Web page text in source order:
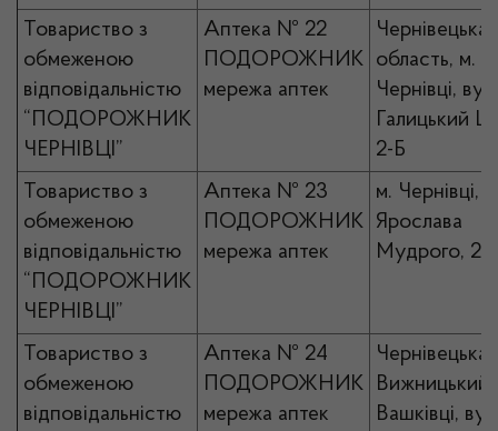
Товариство з
обмеженою
відповідальністю
“ПОДОРОЖНИК
ЧЕРНІВЦІ”
Аптека № 22
ПОДОРОЖНИК
мережа аптек
Чернівецька
область, м.
Чернівці, вул.
Галицький
2-Б
Товариство з
обмеженою
відповідальністю
“ПОДОРОЖНИК
ЧЕРНІВЦІ”
Аптека № 23
ПОДОРОЖНИК
мережа аптек
м. Чернівці,
Ярослава
Мудрого,
Товариство з
обмеженою
відповідальністю
Аптека № 24
ПОДОРОЖНИК
мережа аптек
Чернівецька
Вижницький
Вашківці,